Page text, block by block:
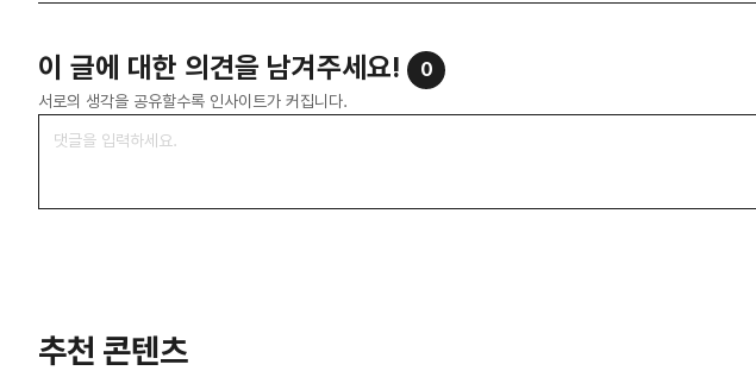
이 글에 대한 의견을 남겨주세요! 0
서로의 생각을 공유할수록 인사이트가 커집니다.
추천 콘텐츠